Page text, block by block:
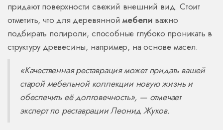
придают поверхности свежий внешний вид. Стоит
отметить, что для деревянноймебели важно
подбирать полироли, способные глубоко проникать в
структуру древесины, например, на основе масел.
«Качественная реставрация может придать вашей
старой мебельной коллекции новую жизнь и
обеспечить её долговечность», — отмечает
эксперт по реставрации Леонид Жуков.